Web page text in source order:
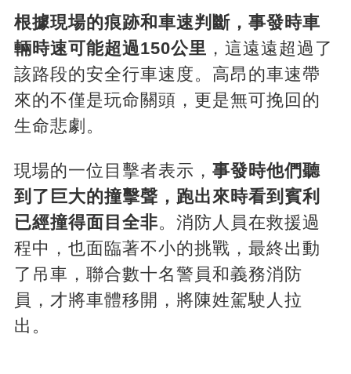
根據現場的痕跡和車速判斷，事發時車
輛時速可能超過150公里 ，這遠遠超過了
該路段的安全行車速度。高昂的車速帶
來的不僅是玩命關頭，更是無可挽回的
生命悲劇。
現場的一位目擊者表示， 事發時他們聽
到了巨大的撞擊聲，跑出來時看到賓利
已經撞得面目全非。消防人員在救援過
程中，也面臨著不小的挑戰，最終出動
了吊車，聯合數十名警員和義務消防
員，才將車體移開，將陳姓駕駛人拉
出。